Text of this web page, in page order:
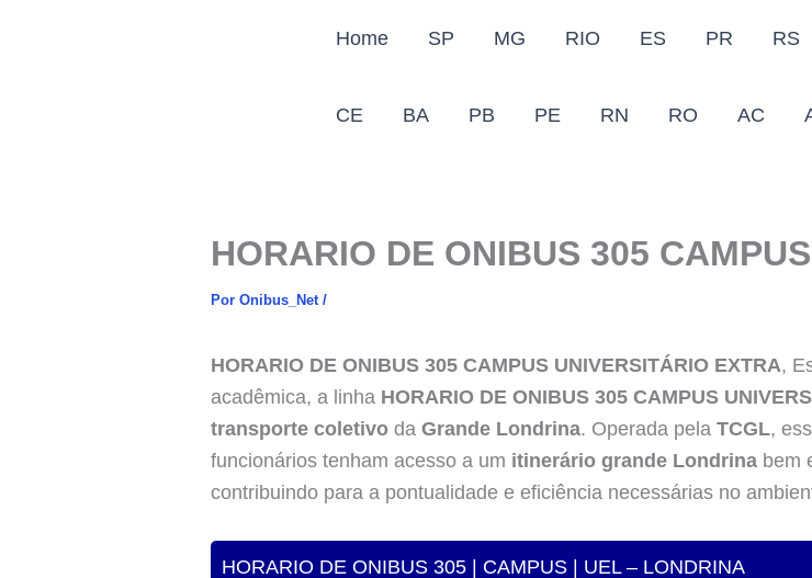
Home SP MG RIO ES PR RS
CE BA PB PE RN RO AC
HORARIO DE ONIBUS 305
Por Onibus_Net /
HORARIO DE ONIBUS 305 CAMPUS UNIVERSITÁRIO EXTRA,
acadêmica, a linha HORARIO DE ONIBUS 305 CAMPUS
transporte coletivo da Grande Londrina. Operada pela TCGL,
funcionários tenham acesso a um itinerário grande Londrina bem
contribuindo para a pontualidade e eficiência necessárias no
HORARIO DE ONIBUS 305 | CAMPUS | UEL – LONDRINA